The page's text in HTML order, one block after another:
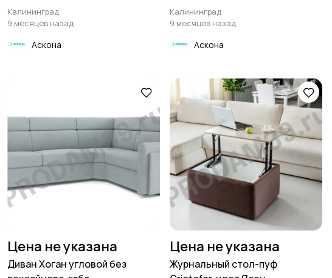
Калининград
9 месяцев назад
Аскона
Калининград
9 месяцев назад
Аскона
Цена не указана
Диван Хоган угловой без
Цена не указана
Журнальный стол-пуф